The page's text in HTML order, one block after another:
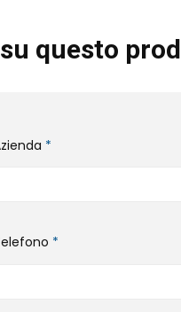
questo
*
*